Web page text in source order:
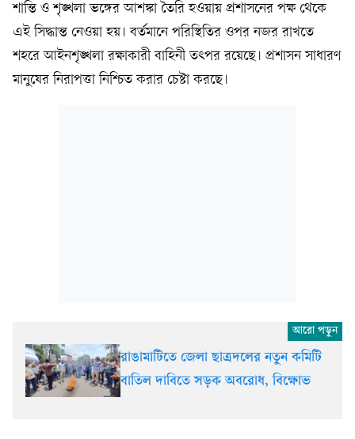
শান্তি ও শৃঙ্খলা ভঙ্গের আশঙ্কা তৈরি হওয়ায় প্রশাসনের পক্ষ থেকে
এই সিদ্ধান্ত নেওয়া হয়। বর্তমানে পরিস্থিতির ওপর নজর রাখতে
শহরে আইনশৃঙ্খলা রক্ষাকারী বাহিনী তৎপর রয়েছে। প্রশাসন সাধারণ
মানুষের নিরাপত্তা নিশ্চিত করার চেষ্টা করছে।
রাঙামাটিতে জেলা ছাত্রদলের নতুন কমিটি
বাতিল দাবিতে সড়ক অবরোধ, বিক্ষোভ